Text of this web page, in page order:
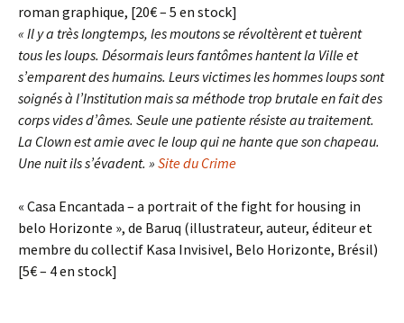
roman graphique, [20€ – 5 en stock]
« Il y a très longtemps, les moutons se révoltèrent et tuèrent
tous les loups. Désormais leurs fantômes hantent la Ville et
s’emparent des humains. Leurs victimes les hommes loups sont
soignés à l’Institution mais sa méthode trop brutale en fait des
corps vides d’âmes. Seule une patiente résiste au traitement.
La Clown est amie avec le loup qui ne hante que son chapeau.
Une nuit ils s’évadent. » Site du Crime
« Casa Encantada – a portrait of the fight for housing in
belo Horizonte », de Baruq (illustrateur, auteur, éditeur et
membre du collectif Kasa Invisivel, Belo Horizonte, Brésil)
[5€ – 4 en stock]